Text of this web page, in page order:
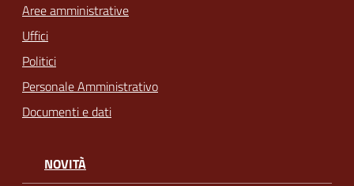
Aree amministrative
Uffici
Politici
Personale Amministrativo
Documenti e dati
NOVITÀ